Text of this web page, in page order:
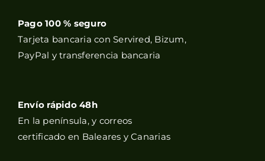
Pago 100 % seguro
Tarjeta bancaria con Servired, Bizum,
PayPal y transferencia bancaria
Envío rápido 48h
En la península, y correos
certificado en Baleares y Canarias